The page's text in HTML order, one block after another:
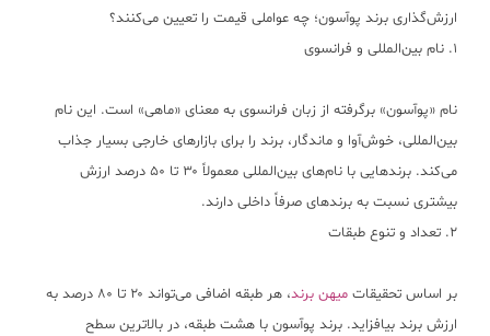
ارزش‌گذاری برند پوآسون؛ چه عواملی قیمت را تعیین می‌کنند؟
۱. نام بین‌المللی و فرانسوی
نام «پوآسون» برگرفته از زبان فرانسوی به معنای «ماهی» است. این نام
بین‌المللی، خوش‌آوا و ماندگار، برند را برای بازارهای خارجی بسیار جذاب
می‌کند. برندهایی با نام‌های بین‌المللی معمولاً ۳۰ تا ۵۰ درصد ارزش
بیشتری نسبت به برندهای صرفاً داخلی دارند.
۲. تعداد و تنوع طبقات
بر اساس تحقیقات میهن برند
، هر طبقه اضافی می‌تواند ۲۰ تا ۸۰ درصد به
ارزش برند بیافزاید. برند پوآسون با هشت طبقه، در بالاترین سطح